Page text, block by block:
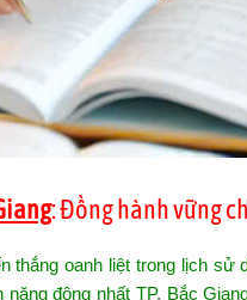
: Đồng hành vững
thắng oanh liệt trong lịch sử
động nhất TP. Bắc